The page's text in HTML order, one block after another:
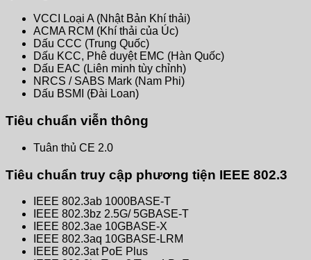
VCCI Loại A (Nhật Bản Khí thải)
ACMA RCM (Khí thải của Úc)
Dấu CCC (Trung Quốc)
Dấu KCC, Phê duyệt EMC (Hàn Quốc)
Dấu EAC (Liên minh tùy chỉnh)
NRCS / SABS Mark (Nam Phi)
Dấu BSMI (Đài Loan)
Tiêu chuẩn viễn thông
Tuân thủ CE 2.0
Tiêu chuẩn truy cập phương tiện IEEE 802.3
IEEE 802.3ab 1000BASE-T
IEEE 802.3bz 2.5G/ 5GBASE-T
IEEE 802.3ae 10GBASE-X
IEEE 802.3aq 10GBASE-LRM
IEEE 802.3at PoE Plus